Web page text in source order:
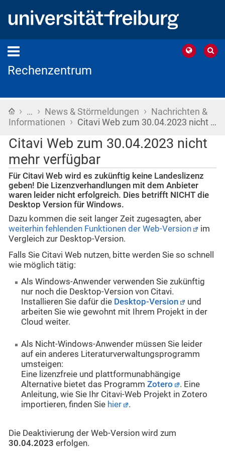
Rechenzentrum
Startseite
› … › News & Störmeldungen › Nachrichten &
Informationen › Citavi Web zum 30.04.2023 nicht …
Citavi Web zum 30.04.2023 nicht
mehr verfügbar
Für Citavi Web wird es zukünftig keine Landeslizenz
geben! Die Lizenzverhandlungen mit dem Anbieter
waren leider nicht erfolgreich. Dies betrifft NICHT die
Desktop Version für Windows.
Dazu kommen die seit langer Zeit zugesagten, aber
weiterhin fehlenden Funktionen der Web-Version
im
Vergleich zur Desktop-Version.
Falls Sie Citavi Web nutzen, bitte werden Sie so schnell
wie möglich tätig:
Als Windows-Anwender verwenden Sie zukünftig
nur noch die Desktop-Version von Citavi.
Installieren Sie dafür die Desktop-Version
und
arbeiten Sie wie gewohnt mit Ihrem Projekt in der
Cloud weiter.
Als Nicht-Windows-Anwender müssen Sie leider
auf ein anderes Literaturverwaltungsprogramm
umsteigen:
Eine lizenzfreie und plattformunabhängige
Alternative bietet das ProgrammZotero
. Eine
Anleitung, wie Sie Ihr Citavi-Web Projekt in Zotero
importieren, finden Sie hier .
Die Deaktivierung der Web-Version wird zum
30.04.2023 erfolgen.